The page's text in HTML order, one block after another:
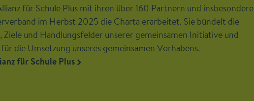
für Schule Plus mit ihren über 160 Partnern und insbesondere
im Herbst 2025 die Charta erarbeitet. Sie bündelt die
und Handlungsfelder unserer gemeinsamen Initiative und
die Umsetzung unseres gemeinsamen Vorhabens.
für Schule Plus